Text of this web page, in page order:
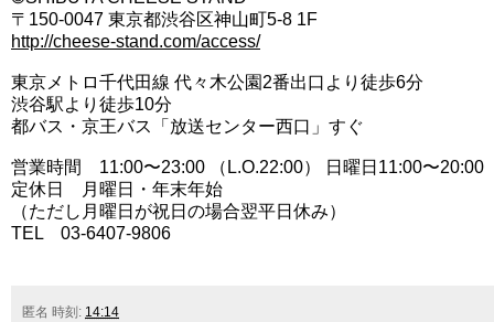
〒150-0047 東京都渋谷区神山町5-8 1F
http://cheese-stand.com/access/
東京メトロ千代田線 代々木公園2番出口より徒歩6分
渋谷駅より徒歩10分
都バス・京王バス「放送センター西口」すぐ
営業時間 11:00〜23:00 （L.O.22:00） 日曜日11:00〜20:00
定休日 月曜日・年末年始
（ただし月曜日が祝日の場合翌平日休み）
TEL 03-6407-9806
匿名 時刻: 14:14